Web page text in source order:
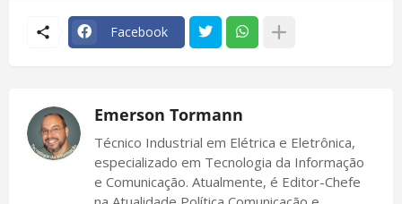
Facebook
Emerson Tormann
Técnico Industrial em Elétrica e Eletrônica,
especializado em Tecnologia da Informação
e Comunicação. Atualmente, é Editor-Chefe